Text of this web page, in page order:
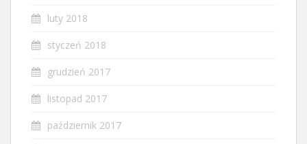
luty 2018
styczeń 2018
grudzień 2017
listopad 2017
październik 2017